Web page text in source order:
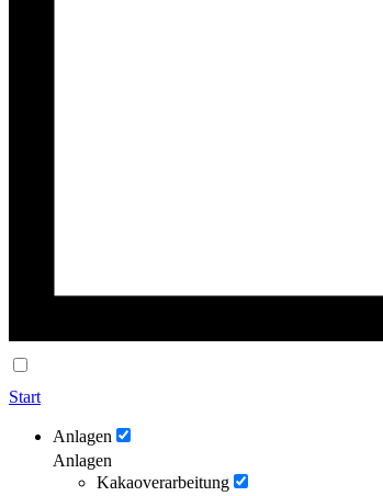
Start
Anlagen
Anlagen
Kakaoverarbeitung